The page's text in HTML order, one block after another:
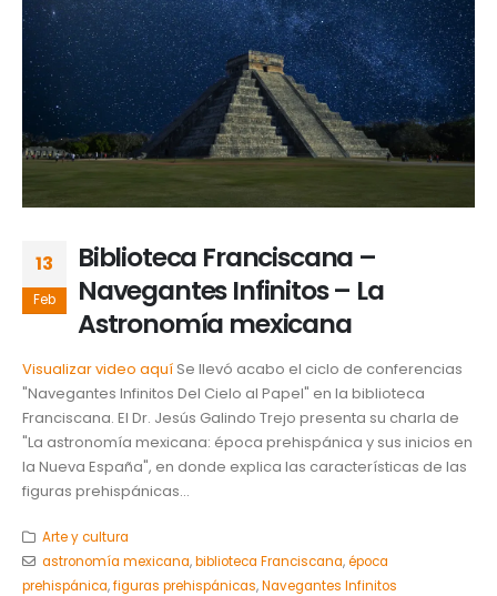
13
Feb
Biblioteca Franciscana –
Navegantes Infinitos – La
Astronomía mexicana
Visualizar video aquí Se llevó acabo el ciclo de conferencias
"Navegantes Infinitos Del Cielo al Papel" en la biblioteca
Franciscana. El Dr. Jesús Galindo Trejo presenta su charla de
"La astronomía mexicana: época prehispánica y sus inicios en
la Nueva España", en donde explica las características de las
figuras prehispánicas...
Arte y cultura
astronomía mexicana,biblioteca Franciscana,época
prehispánica,figuras prehispánicas,Navegantes Infinitos